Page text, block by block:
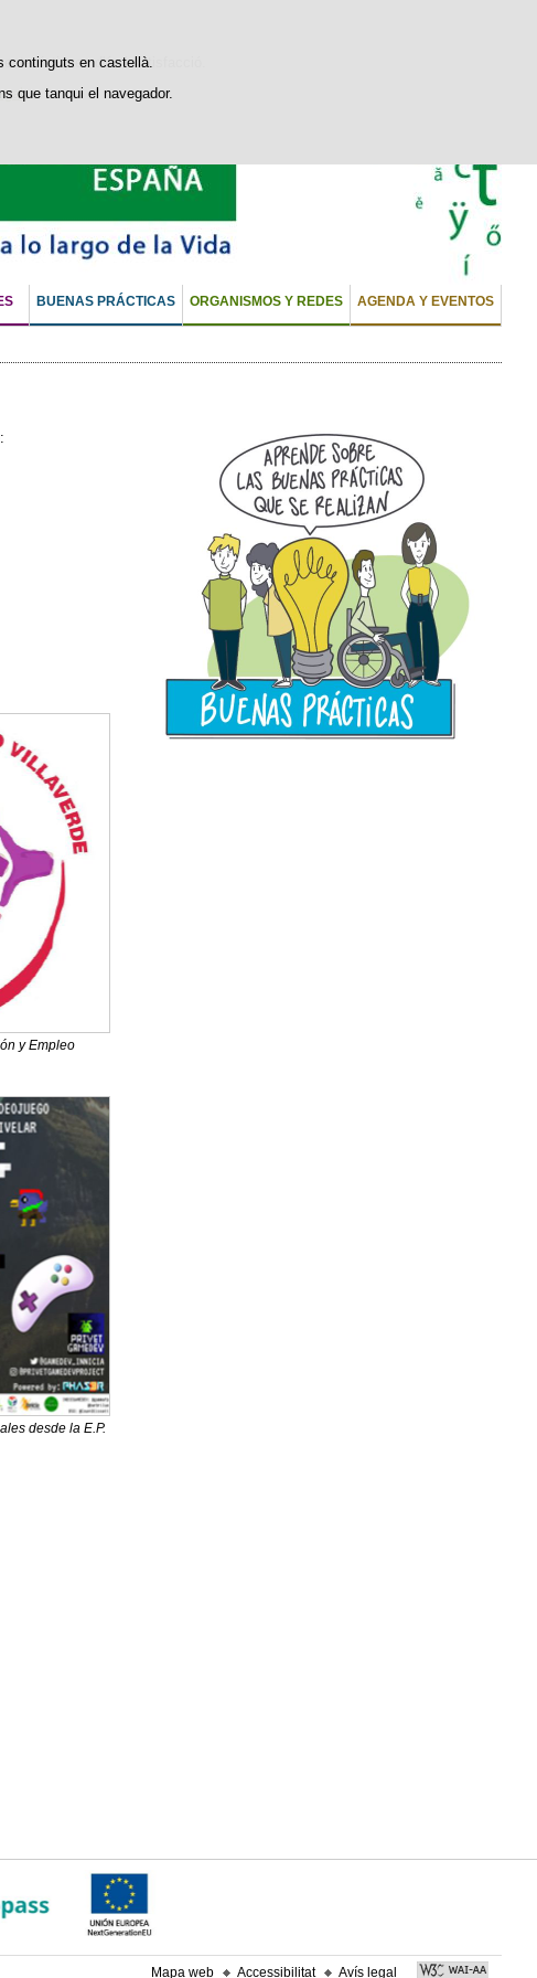
d'ús i satisfacció.
.
continguts en castellà.
que tanqui el navegador.
BUENAS PRÁCTICAS ORGANISMOS Y REDES AGENDA Y EVENTOS
y Empleo
desde la E.P.
Mapa web Accessibilitat Avís legal